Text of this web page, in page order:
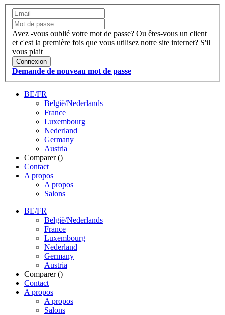
Avez -vous oublié votre mot de passe? Ou êtes-vous un client
et c'est la première fois que vous utilisez notre site internet? S'il
vous plait
Connexion
Demande de nouveau mot de passe
BE/FR
België/Nederlands
France
Luxembourg
Nederland
Germany
Austria
Comparer ()
Contact
A propos
A propos
Salons
BE/FR
België/Nederlands
France
Luxembourg
Nederland
Germany
Austria
Comparer ()
Contact
A propos
A propos
Salons